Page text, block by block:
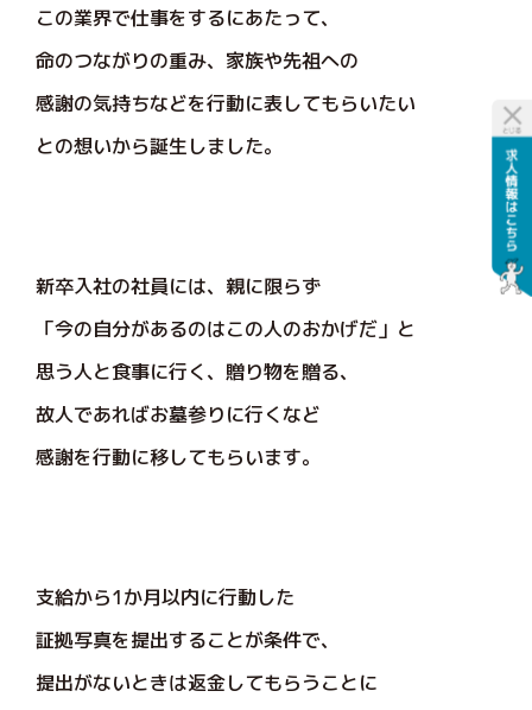
この業界で仕事をするにあたって、
命のつながりの重み、家族や先祖への
感謝の気持ちなどを行動に表してもらいたい
との想いから誕生しました。
新卒入社の社員には、親に限らず
「今の自分があるのはこの人のおかげだ」と
思う人と食事に行く、贈り物を贈る、
故人であればお墓参りに行くなど
感謝を行動に移してもらいます。
支給から1か月以内に行動した
証拠写真を提出することが条件で、
提出がないときは返金してもらうことに